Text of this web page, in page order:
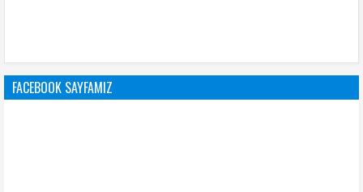
FACEBOOK SAYFAMIZ